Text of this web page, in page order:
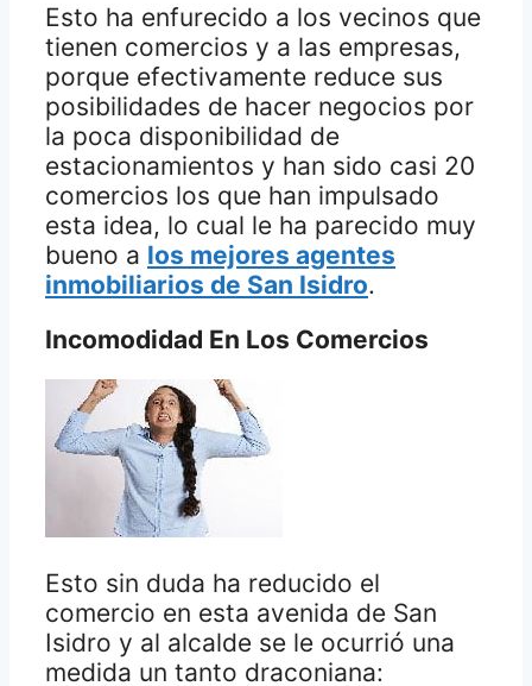
Esto ha enfurecido a los vecinos que
tienen comercios y a las empresas,
porque efectivamente reduce sus
posibilidades de hacer negocios por
la poca disponibilidad de
estacionamientos y han sido casi 20
comercios los que han impulsado
esta idea, lo cual le ha parecido muy
bueno a los mejores agentes
inmobiliarios de San Isidro.
Incomodidad En Los Comercios
Esto sin duda ha reducido el
comercio en esta avenida de San
Isidro y al alcalde se le ocurrió una
medida un tanto draconiana: